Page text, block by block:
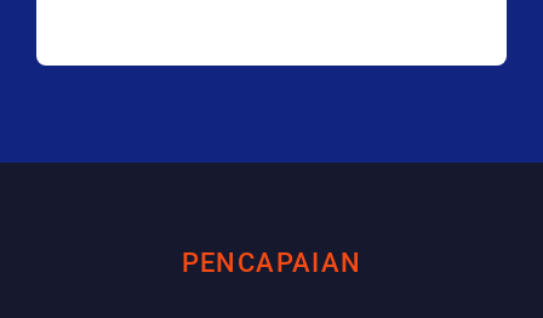
PENCAPAIAN